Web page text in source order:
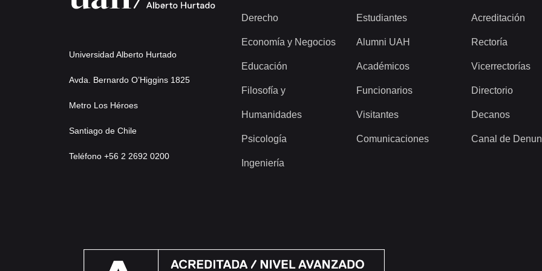
Universidad Alberto Hurtado
Avda. Bernardo O’Higgins 1825
Metro Los Héroes
Santiago de Chile
Teléfono +56 2 2692 0200
Derecho
Economía y Negocios
Educación
Filosofía y
Humanidades
Psicología
Ingeniería
Estudiantes
Alumni UAH
Académicos
Funcionarios
Visitantes
Comunicaciones
Acreditación
Rectoría
Vicerrectorías
Directorio
Decanos
Canal de